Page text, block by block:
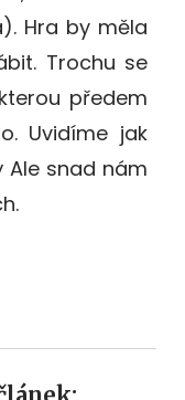
Hra by měla
Trochu se
předem
Uvidíme jak
Ale snad nám